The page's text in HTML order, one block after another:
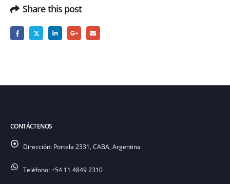
Share this post
CONTÁCTENOS
Dirección: Portela 2331, CABA, Argentina
Teléfono:+54 11 4849 2310